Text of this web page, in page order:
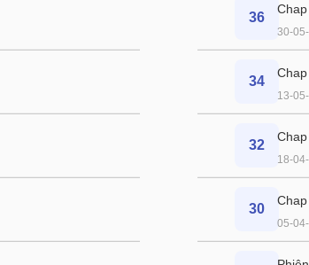
36
30-
34
13-
32
18-
30
05-